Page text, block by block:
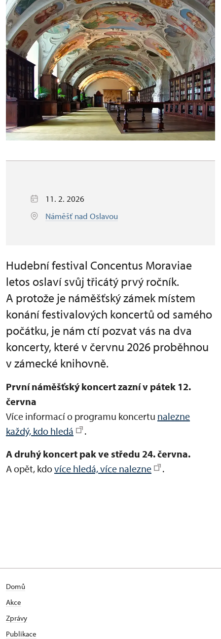
11. 2. 2026
Náměšť nad Oslavou
Hudební festival Concentus Moraviae
letos oslaví svůj třicátý prvý ročník.
A protože je náměšťský zámek místem
konání festivalových koncertů od samého
počátku, je nám ctí pozvat vás na dva
koncerty, které v červnu 2026 proběhnou
v zámecké knihovně.
První náměšťský koncert zazní v pátek 12.
června
Více informací o programu koncertu nalezne
každý, kdo hledá
.
A druhý koncert pak ve středu 24. června.
A opět, kdovíce hledá, více nalezne .
Domů
Akce
Zprávy
Publikace